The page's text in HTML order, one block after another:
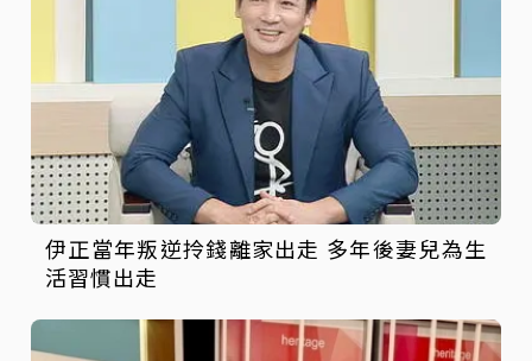
伊正當年叛逆拎錢離家出走 多年後妻兒為生
活習慣出走